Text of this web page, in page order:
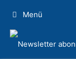
Inhalt
springen
Menü